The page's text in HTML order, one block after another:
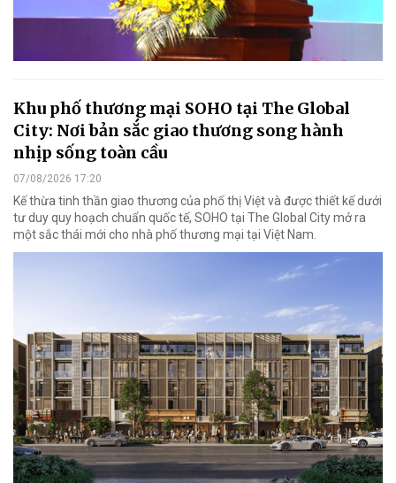
Khu phố thương mại SOHO tại The Global
City: Nơi bản sắc giao thương song hành
nhịp sống toàn cầu
07/08/2026 17:20
Kế thừa tinh thần giao thương của phố thị Việt và được thiết kế dưới
tư duy quy hoạch chuẩn quốc tế, SOHO tại The Global City mở ra
một sắc thái mới cho nhà phố thương mại tại Việt Nam.